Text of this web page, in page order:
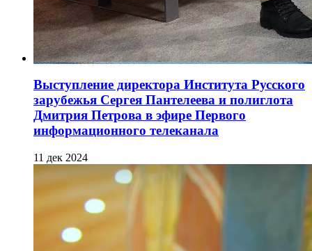
Выступление директора Института Русского
зарубежья Сергея Пантелеева и полиглота
Дмитрия Петрова в эфире Первого
информационного телеканала
11 дек 2024